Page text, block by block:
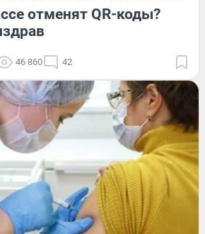
отменят QR-коды?
46 860 42